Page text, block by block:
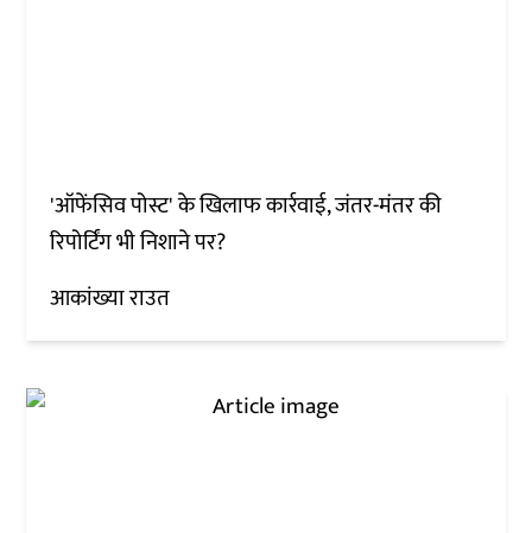
'ऑफेंसिव पोस्ट' के खिलाफ कार्रवाई, जंतर-मंतर की
रिपोर्टिंग भी निशाने पर?
आकांख्या राउत